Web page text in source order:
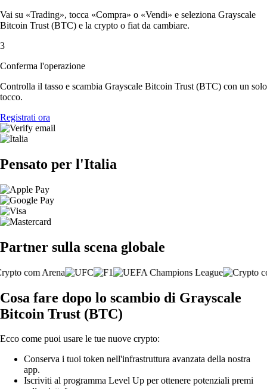
Vai su «Trading», tocca «Compra» o «Vendi» e seleziona Grayscale
Bitcoin Trust (BTC) e la crypto o fiat da cambiare.
3
Conferma l'operazione
Controlla il tasso e scambia Grayscale Bitcoin Trust (BTC) con un solo
tocco.
Registrati ora
Pensato per l'Italia
Partner sulla scena globale
Cosa fare dopo lo scambio di Grayscale
Bitcoin Trust (BTC)
Ecco come puoi usare le tue nuove crypto:
Conserva i tuoi token nell'infrastruttura avanzata della nostra
app.
Iscriviti al programma Level Up per ottenere potenziali premi